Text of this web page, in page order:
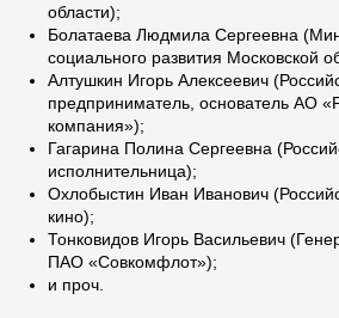
области);
Болатаева Людмила Сергеевна
социального развития Московской
Алтушкин Игорь Алексеевич
предприниматель, основатель АО
компания»);
Гагарина Полина Сергеевна
исполнительница);
Охлобыстин Иван Иванович
кино);
Тонковидов Игорь Васильевич
ПАО «Совкомфлот»);
и проч.